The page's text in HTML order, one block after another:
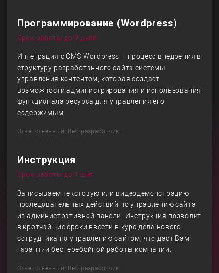
Программирование (Wordpress)
Срок работы до 9 дней
Интеграция с CMS Wordpress – процесс внедрения в
структуру разработанного сайта системы
управления контентом, которая создает
возможности администрирования и использования
функционала ресурса для управления его
содержимым.
Ответственный: Веб-разработчик
Инструкция
Срок работы до 1 дня
Записываем текстовую или видеодемонстрацию
последовательных действий по управлению сайта
из административной панели. Инструкция позволит
в кротчайшие сроки ввести в курс дела нового
сотрудника по управлению сайтом, что даст Вам
гарантии бесперебойной работы компании.
Ответственный: Веб-разработчик